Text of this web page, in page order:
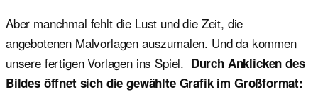
Aber manchmal fehlt die Lust und die Zeit, die
angebotenen Malvorlagen auszumalen. Und da kommen
unsere fertigen Vorlagen ins Spiel. Durch Anklicken des
Bildes öffnet sich die gewählte Grafik im Großformat: